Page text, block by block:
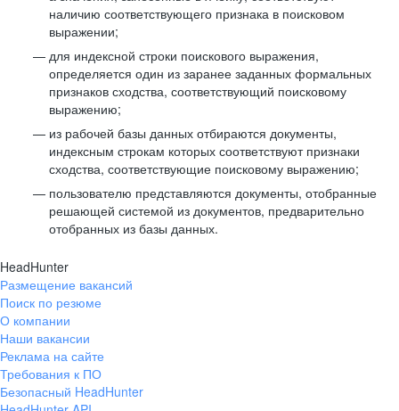
наличию соответствующего признака в поисковом
выражении;
для индексной строки поискового выражения,
определяется один из заранее заданных формальных
признаков сходства, соответствующий поисковому
выражению;
из рабочей базы данных отбираются документы,
индексным строкам которых соответствуют признаки
сходства, соответствующие поисковому выражению;
пользователю представляются документы, отобранные
решающей системой из документов, предварительно
отобранных из базы данных.
HeadHunter
Размещение вакансий
Поиск по резюме
О компании
Наши вакансии
Реклама на сайте
Требования к ПО
Безопасный HeadHunter